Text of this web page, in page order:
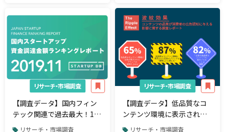
リサーチ・市場調査
【調査データ】国内フィン
テック関連で過去最大！156
億円を調達したPaidyが2位
リサーチ・市場調査
リサーチ・市場調査
【調査データ】低品質なコ
ンテンツ環境に表示された
Web広告、65%が「ブラン
リサーチ・市場調査